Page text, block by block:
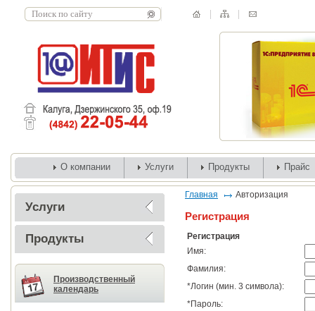
О компании Услуги Продукты Прайс
Услуги
Продукты
Производственный
календарь
Главная Авторизация
Регистрация
Регистрация
Имя:
Фамилия:
*Логин (мин. 3 символа):
*Пароль: